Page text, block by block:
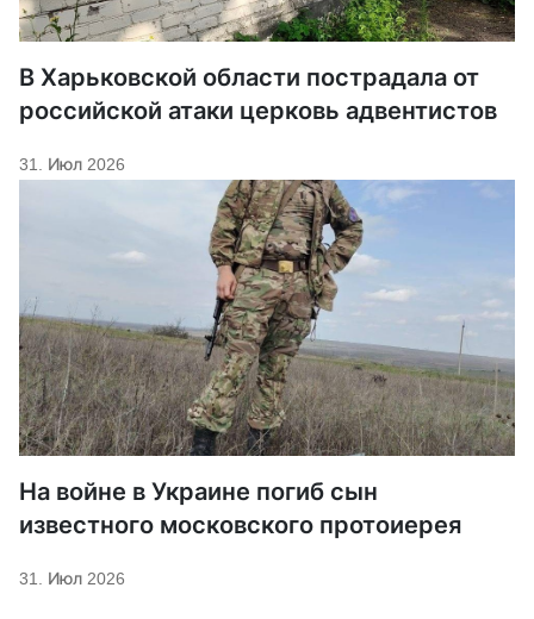
В Харьковской области пострадала от
российской атаки церковь адвентистов
31. Июл 2026
На войне в Украине погиб сын
известного московского протоиерея
31. Июл 2026